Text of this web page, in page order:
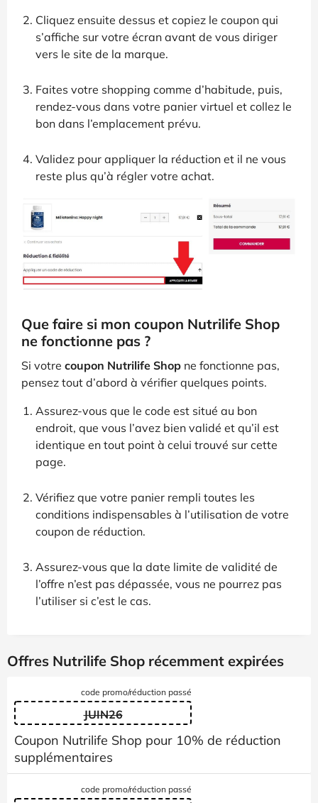
Cliquez ensuite dessus et copiez le coupon qui
s’affiche sur votre écran avant de vous diriger
vers le site de la marque.
Faites votre shopping comme d’habitude, puis,
rendez-vous dans votre panier virtuel et collez le
bon dans l’emplacement prévu.
Validez pour appliquer la réduction et il ne vous
reste plus qu’à régler votre achat.
Que faire si mon coupon Nutrilife Shop
ne fonctionne pas ?
Si votre coupon Nutrilife Shop ne fonctionne pas,
pensez tout d’abord à vérifier quelques points.
Assurez-vous que le code est situé au bon
endroit, que vous l’avez bien validé et qu’il est
identique en tout point à celui trouvé sur cette
page.
Vérifiez que votre panier rempli toutes les
conditions indispensables à l’utilisation de votre
coupon de réduction.
Assurez-vous que la date limite de validité de
l’offre n’est pas dépassée, vous ne pourrez pas
l’utiliser si c’est le cas.
Offres Nutrilife Shop récemment expirées
code promo/réduction passé
JUIN26
Coupon Nutrilife Shop pour 10% de réduction
supplémentaires
code promo/réduction passé